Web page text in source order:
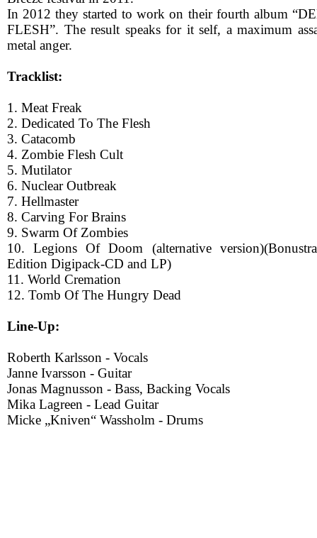
In 2012 they started to work on their fourth album
FLESH”. The result speaks for it self, a maximum
metal anger.
Tracklist:
1. Meat Freak
2. Dedicated To The Flesh
3. Catacomb
4. Zombie Flesh Cult
5. Mutilator
6. Nuclear Outbreak
7. Hellmaster
8. Carving For Brains
9. Swarm Of Zombies
10. Legions Of Doom (alternative
Edition Digipack-CD and LP)
11. World Cremation
12. Tomb Of The Hungry Dead
Line-Up:
Roberth Karlsson - Vocals
Janne Ivarsson - Guitar
Jonas Magnusson - Bass, Backing Vocals
Mika Lagreen - Lead Guitar
Micke „Kniven“ Wassholm - Drums